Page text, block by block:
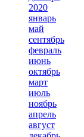
2020
январь
май
сентябрь
февраль
июнь
октябрь
март
июль
ноябрь
апрель
август